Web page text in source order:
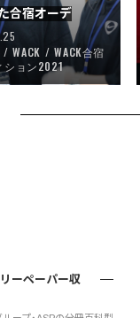
合宿オーデ
WACK
WACK合宿
ション2021
ーペーパー収